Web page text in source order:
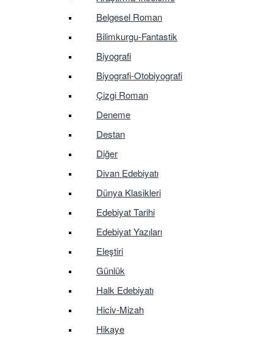
Belgesel Roman
Bilimkurgu-Fantastik
Biyografi
Biyografi-Otobiyografi
Çizgi Roman
Deneme
Destan
Diğer
Divan Edebiyatı
Dünya Klasikleri
Edebiyat Tarihi
Edebiyat Yazıları
Eleştiri
Günlük
Halk Edebiyatı
Hiciv-Mizah
Hikaye